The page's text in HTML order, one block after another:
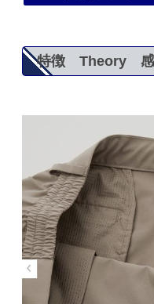
特徴 Theory 感